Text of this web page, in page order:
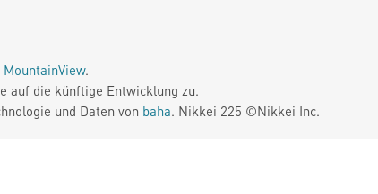
MountainView.
auf die künftige Entwicklung zu.
und Daten von baha. Nikkei 225 ©Nikkei Inc.